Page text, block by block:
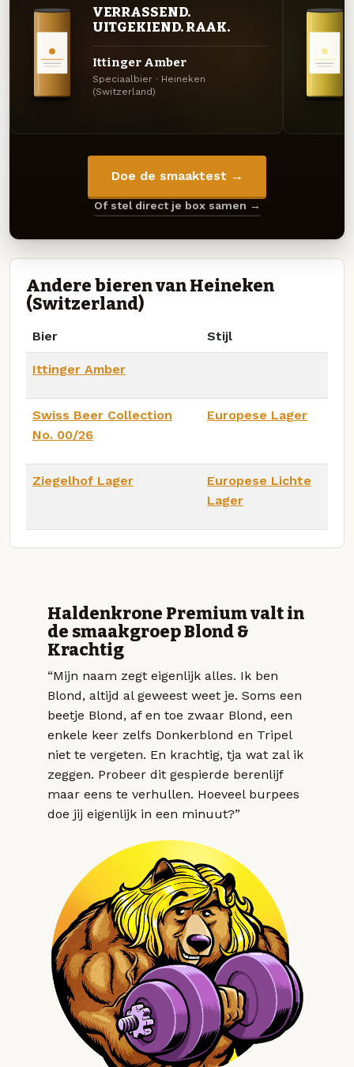
VERRASSEND.
UITGEKIEND. RAAK.
Ittinger Amber
Speciaalbier · Heineken
(Switzerland)
Doe de smaaktest →
Of stel direct je box samen →
Andere bieren van Heineken
(Switzerland)
Bier Stijl
Ittinger Amber
Swiss Beer Collection
No. 00/26
Europese Lager
Ziegelhof Lager
Europese Lichte
Lager
Haldenkrone Premium valt in
de smaakgroep Blond &
Krachtig
“Mijn naam zegt eigenlijk alles. Ik ben
Blond, altijd al geweest weet je. Soms een
beetje Blond, af en toe zwaar Blond, een
enkele keer zelfs Donkerblond en Tripel
niet te vergeten. En krachtig, tja wat zal ik
zeggen. Probeer dit gespierde berenlijf
maar eens te verhullen. Hoeveel burpees
doe jij eigenlijk in een minuut?”